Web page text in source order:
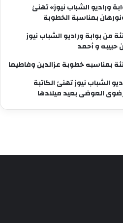
وراديو الشباب نيوز» تهنئ
بمناسبة الخطوبة
من بوابة وراديو الشباب نيوز
حبيبه و أحمد
بمناسبه خطوبة عزالدين وفاطيما
الشباب نيوز تهنئ الكاتبة
رضوى العوضى بعيد ميلادها